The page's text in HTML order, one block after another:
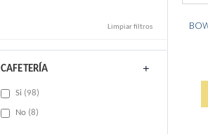
Limpiar filtros
CAFETERÍA
Si 98items
No 8items